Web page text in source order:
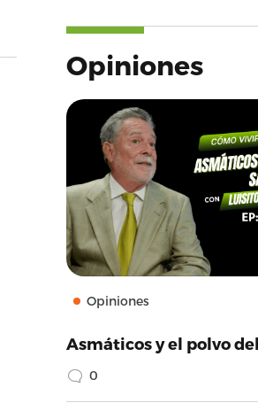
Opiniones
Opiniones
Asmáticos y el polvo
0